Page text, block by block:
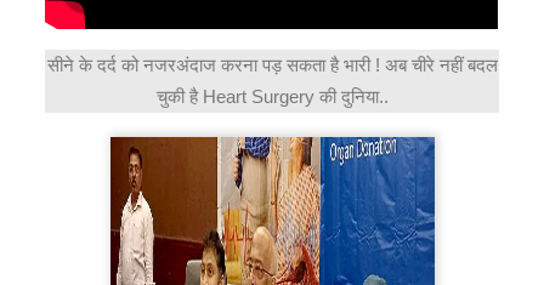
सीने के दर्द को नजरअंदाज करना पड़ सकता है भारी ! अब चीरे नहीं बदल
चुकी है Heart Surgery की दुनिया..